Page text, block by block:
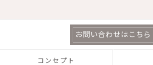
お問い合わせはこちら
コンセプト